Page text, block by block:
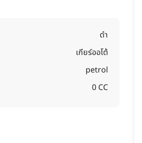
ดำ
เกียร์ออโต้
petrol
0 CC